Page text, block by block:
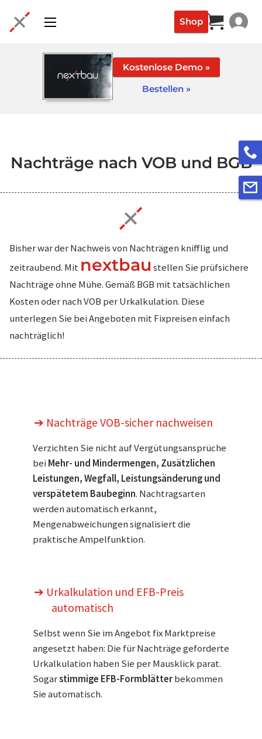
Shop
Login
Kostenlose Demo »
Bestellen»
Nachträge nach VOB und BGB
Bisher war der Nachweis von Nachträgen knifflig und
zeitraubend. Mit nextbau stellen Sie prüfsichere
Nachträge ohne Mühe. Gemäß BGB mit tatsächlichen
Kosten oder nach VOB per Urkalkulation. Diese
unterlegen Sie bei Angeboten mit Fixpreisen einfach
nachträglich!
➔ Nachträge VOB-sicher nachweisen
Verzichten Sie nicht auf Vergütungsansprüche
beiMehr- und Mindermengen, Zusätzlichen
Leistungen, Wegfall, Leistungsänderung und
verspätetem Baubeginn. Nachtragsarten
werden automatisch erkannt,
Mengenabweichungen signalisiert die
praktische Ampelfunktion.
➔ Urkalkulation und EFB-Preis
automatisch
Selbst wenn Sie im Angebot fix Marktpreise
angesetzt haben: Die für Nachträge geforderte
Urkalkulation haben Sie per Mausklick parat.
Sogarstimmige EFB-Formblätterbekommen
Sie automatisch.